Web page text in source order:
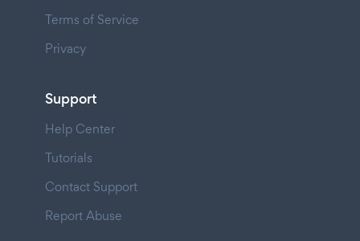
Terms of Service
Privacy
Support
Help Center
Tutorials
Contact Support
Report Abuse